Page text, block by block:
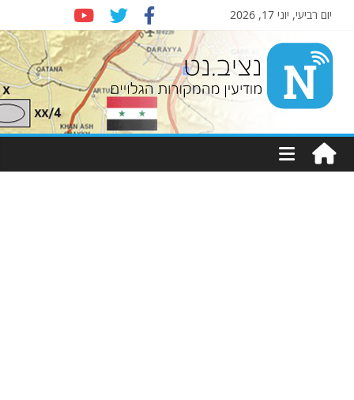
יום רביעי, יוני 17, 2026
Nziv.net
מודיעין
מהמקורות